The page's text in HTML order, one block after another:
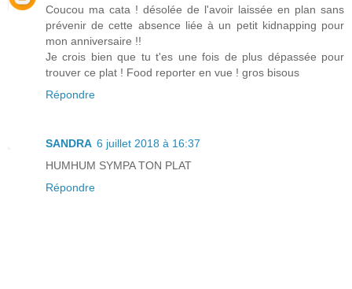
Coucou ma cata ! désolée de l'avoir laissée en plan sans
prévenir de cette absence liée à un petit kidnapping pour
mon anniversaire !!
Je crois bien que tu t'es une fois de plus dépassée pour
trouver ce plat ! Food reporter en vue ! gros bisous
Répondre
SANDRA 6 juillet 2018 à 16:37
HUMHUM SYMPA TON PLAT
Répondre